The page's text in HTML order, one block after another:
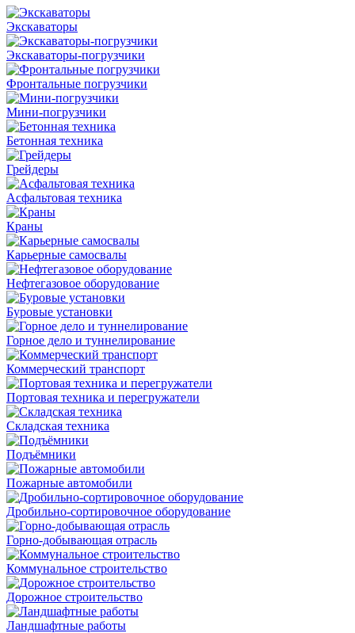
Экскаваторы
Экскаваторы-погрузчики
Фронтальные погрузчики
Мини-погрузчики
Бетонная техника
Грейдеры
Асфальтовая техника
Краны
Карьерные самосвалы
Нефтегазовое оборудование
Буровые установки
Горное дело и туннелирование
Коммерческий транспорт
Портовая техника и перегружатели
Складская техника
Подъёмники
Пожарные автомобили
Дробильно-сортировочное оборудование
Горно-добывающая отрасль
Коммунальное строительство
Дорожное строительство
Ландшафтные работы